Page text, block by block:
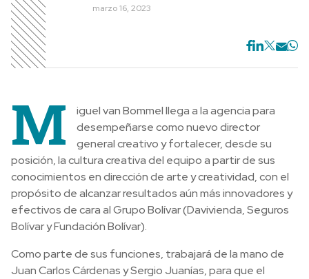
marzo 16, 2023
M
iguel van Bommel llega a la agencia para
desempeñarse como nuevo director
general creativo y fortalecer, desde su
posición, la cultura creativa del equipo a partir de sus
conocimientos en dirección de arte y creatividad, con el
propósito de alcanzar resultados aún más innovadores y
efectivos de cara al Grupo Bolívar (Davivienda, Seguros
Bolívar y Fundación Bolívar).
Como parte de sus funciones, trabajará de la mano de
Juan Carlos Cárdenas y Sergio Juanías, para que el